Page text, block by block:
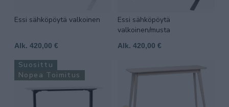
Essi sähköpöytä valkoinen
Alk. 420,00 €
Essi sähköpöytä
valkoinen/musta
Alk. 420,00 €
Suosittu
Nopea Toimitus